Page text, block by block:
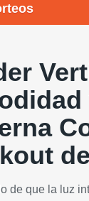
de que la luz